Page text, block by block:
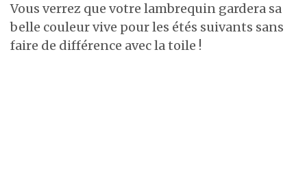
Vous verrez que votre lambrequin gardera sa
belle couleur vive pour les étés suivants sans
faire de différence avec la toile !